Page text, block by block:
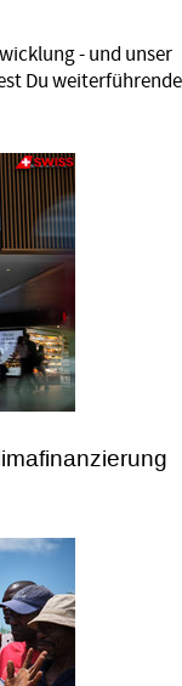
- und unser
Du weiterführende